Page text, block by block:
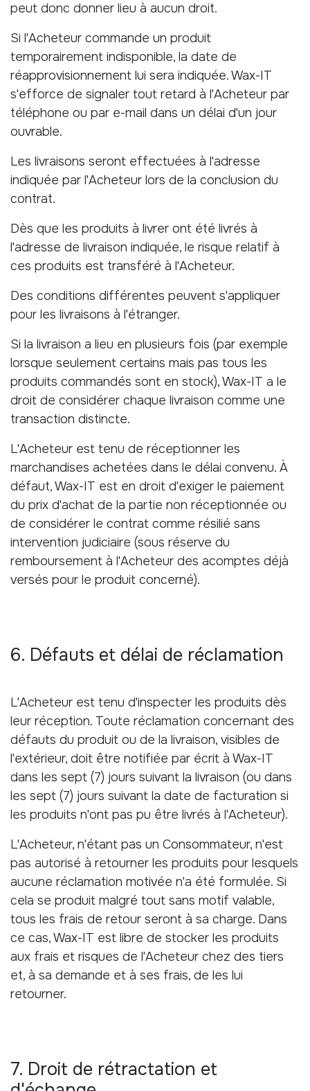
peut donc donner lieu à aucun droit.
Si l'Acheteur commande un produit
temporairement indisponible, la date de
réapprovisionnement lui sera indiquée. Wax-IT
s'efforce de signaler tout retard à l'Acheteur par
téléphone ou par e-mail dans un délai d'un jour
ouvrable.
Les livraisons seront effectuées à l'adresse
indiquée par l'Acheteur lors de la conclusion du
contrat.
Dès que les produits à livrer ont été livrés à
l'adresse de livraison indiquée, le risque relatif à
ces produits est transféré à l'Acheteur.
Des conditions différentes peuvent s'appliquer
pour les livraisons à l'étranger.
Si la livraison a lieu en plusieurs fois (par exemple
lorsque seulement certains mais pas tous les
produits commandés sont en stock), Wax-IT a le
droit de considérer chaque livraison comme une
transaction distincte.
L'Acheteur est tenu de réceptionner les
marchandises achetées dans le délai convenu. À
défaut, Wax-IT est en droit d'exiger le paiement
du prix d'achat de la partie non réceptionnée ou
de considérer le contrat comme résilié sans
intervention judiciaire (sous réserve du
remboursement à l'Acheteur des acomptes déjà
versés pour le produit concerné).
6. Défauts et délai de réclamation
L'Acheteur est tenu d'inspecter les produits dès
leur réception. Toute réclamation concernant des
défauts du produit ou de la livraison, visibles de
l'extérieur, doit être notifiée par écrit à Wax-IT
dans les sept (7) jours suivant la livraison (ou dans
les sept (7) jours suivant la date de facturation si
les produits n'ont pas pu être livrés à l'Acheteur).
L'Acheteur, n'étant pas un Consommateur, n'est
pas autorisé à retourner les produits pour lesquels
aucune réclamation motivée n'a été formulée. Si
cela se produit malgré tout sans motif valable,
tous les frais de retour seront à sa charge. Dans
ce cas, Wax-IT est libre de stocker les produits
aux frais et risques de l'Acheteur chez des tiers
et, à sa demande et à ses frais, de les lui
retourner.
7. Droit de rétractation et